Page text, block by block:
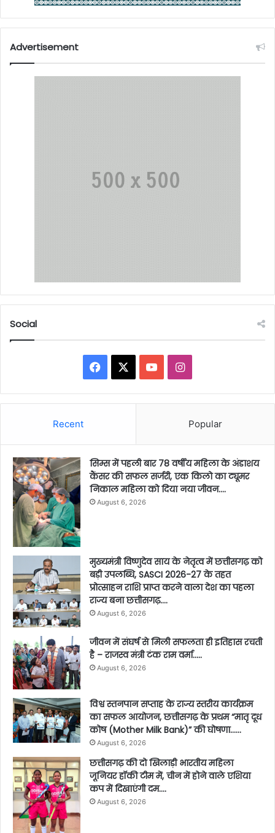
Advertisement
Social
Facebook YouTubeInstagram
Recent Popular
सिम्स में पहली बार 78 वर्षीय महिला के अंडाशय
कैंसर की सफल सर्जरी, एक किलो का ट्यूमर
निकाल महिला को दिया नया जीवन….
August 6, 2026
मुख्यमंत्री विष्णुदेव साय के नेतृत्व में छत्तीसगढ़ को
बड़ी उपलब्धि, SASCI 2026-27 के तहत
प्रोत्साहन राशि प्राप्त करने वाला देश का पहला
राज्य बना छत्तीसगढ़….
August 6, 2026
जीवन में संघर्ष से मिली सफलता ही इतिहास रचती
है – राजस्व मंत्री टंक राम वर्मा…..
August 6, 2026
विश्व स्तनपान सप्ताह के राज्य स्तरीय कार्यक्रम
का सफल आयोजन, छत्तीसगढ़ के प्रथम “मातृ दूध
कोष (Mother Milk Bank)” की घोषणा……
August 6, 2026
छत्तीसगढ़ की दो खिलाड़ी भारतीय महिला
जूनियर हॉकी टीम में, चीन में होने वाले एशिया
कप में दिखाएंगी दम….
August 6, 2026